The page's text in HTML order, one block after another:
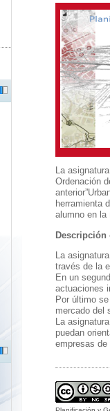
La
Ordenación
herramienta
alumno en la
Descripción
La
través de la
En un
actuaciones
Por último
mercado del
La
puedan
empresas